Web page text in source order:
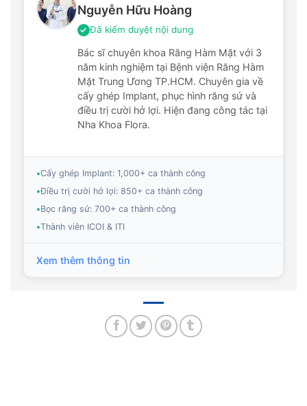
Nguyễn Hữu Hoàng
✓ Đã kiểm duyệt nội dung
Bác sĩ chuyên khoa Răng Hàm Mặt với 3
năm kinh nghiệm tại Bệnh viện Răng Hàm
Mặt Trung Ương TP.HCM. Chuyên gia về
cấy ghép Implant, phục hình răng sứ và
điều trị cười hở lợi. Hiện đang công tác tại
Nha Khoa Flora.
•Cấy ghép Implant: 1,000+ ca thành công
•Điều trị cười hở lợi: 850+ ca thành công
•Bọc răng sứ: 700+ ca thành công
•Thành viên ICOI & ITI
Xem thêm thông tin